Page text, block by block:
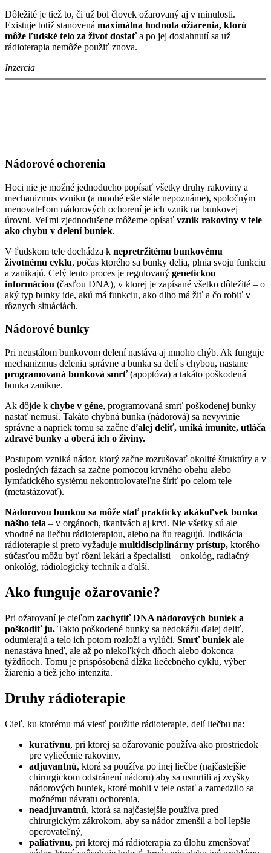
Dôležité je tiež to, či už bol človek ožarovaný aj v minulosti.
Existuje totiž stanovená maximálna hodnota ožiarenia, ktorú
môže ľudské telo za život dostaťa po jej dosiahnutí sa už
rádioterapia nemôže použiť znova.
Inzercia
Nádorové ochorenia
Hoci nie je možné jednoducho popísať všetky druhy rakoviny a
mechanizmus vzniku (a mnohé ešte stále nepoznáme), spoločným
menovateľom nádorových ochorení je ich vznik na bunkovej
úrovni. Veľmi zjednodušene môžeme opísať vznik rakoviny v tele
ako chybu v delení buniek.
V ľudskom tele dochádza k nepretržitému bunkovému
životnému cyklu, počas ktorého sa bunky delia, plnia svoju funkciu
a zanikajú. Celý tento proces je regulovaný genetickou
informáciou (časťou DNA), v ktorej je zapísané všetko dôležité – o
aký typ bunky ide, akú má funkciu, ako dlho má žiť a čo robiť v
rôznych situáciách.
Nádorové bunky
Pri neustálom bunkovom delení nastáva aj mnoho chýb. Ak funguje
mechanizmus delenia správne a bunka sa delí s chybou, nastane
programovaná bunková smrť(apoptóza) a takáto poškodená
bunka zanikne.
Ak dôjde k chybe v géne, programovaná smrť poškodenej bunky
nastať nemusí. Takáto chybná bunka (nádorová) sa nevyvinie
správne a napriek tomu sa začne ďalej deliť, uniká imunite, utláča
zdravé bunky a oberá ich o živiny.
Postupom vzniká nádor, ktorý začne rozrušovať okolité štruktúry a v
posledných fázach sa začne pomocou krvného obehu alebo
lymfatického systému nekontrolovateľne šíriť po celom tele
(metastázovať).
Nádorovou bunkou sa môže stať prakticky akákoľvek bunka
nášho tela – v orgánoch, tkanivách aj krvi. Nie všetky sú ale
vhodné na liečbu rádioterapiou, alebo na ňu reagujú. Indikácia
rádioterapie si preto vyžaduje multidisciplinárny prístup, ktorého
súčasťou môžu byť rôzni lekári a špecialisti – onkológ, radiačný
onkológ, rádiologický technik a ďalší.
Ako funguje ožarovanie?
Pri ožarovaní je cieľom zachytiť DNA nádorových buniek a
poškodiť ju. Takto poškodené bunky sa nedokážu ďalej deliť,
odumierajú a telo ich potom rozloží a vylúči. Smrť buniek ale
nenastáva hneď, ale až po niekoľkých dňoch alebo dokonca
týždňoch. Tomu je prispôsobená dĺžka liečebného cyklu, výber
žiarenia a tiež jeho intenzita.
Druhy rádioterapie
Cieľ, ku ktorému má viesť použitie rádioterapie, delí liečbu na:
kuratívnu, pri ktorej sa ožarovanie používa ako prostriedok
pre vyliečenie rakoviny,
adjuvantnú, ktorá sa používa po inej liečbe (najčastejšie
chirurgickom odstránení nádoru) aby sa usmrtili aj zvyšky
nádorových buniek, ktoré mohli v tele ostať a zamedzilo sa
možnému návratu ochorenia,
neadjuvantnú, ktorá sa najčastejšie používa pred
chirurgickým zákrokom, aby sa nádor zmenšil a bol lepšie
operovateľný,
paliatívnu, pri ktorej má rádioterapia za úlohu zmenšovať